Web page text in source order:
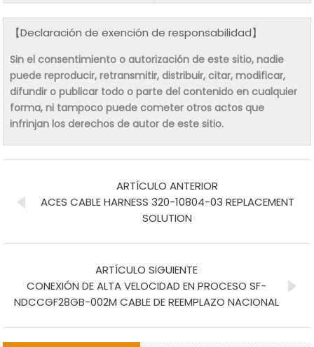
【Declaración de exención de responsabilidad】
Sin el consentimiento o autorización de este sitio, nadie
puede reproducir, retransmitir, distribuir, citar, modificar,
difundir o publicar todo o parte del contenido en cualquier
forma, ni tampoco puede cometer otros actos que
infrinjan los derechos de autor de este sitio.
ARTÍCULO ANTERIOR
ACES CABLE HARNESS 320-10804-03 REPLACEMENT
SOLUTION
ARTÍCULO SIGUIENTE
CONEXIÓN DE ALTA VELOCIDAD EN PROCESO SF-
NDCCGF28GB-002M CABLE DE REEMPLAZO NACIONAL